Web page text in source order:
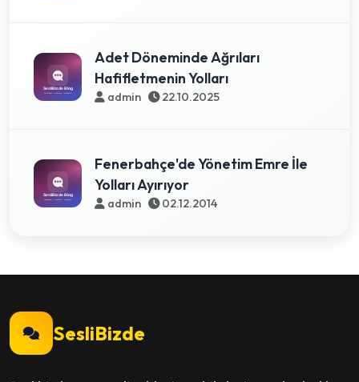
Adet Döneminde Ağrıları
Hafifletmenin Yolları
admin 22.10.2025
Fenerbahçe'de Yönetim Emre İle
Yolları Ayırıyor
admin 02.12.2014
SesliBizde